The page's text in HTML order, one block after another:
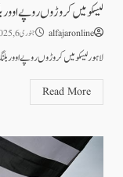
لیسکو میں کروڑوں روپے اوور
alfajaronline جنوری 6, 2025
لاہور لیسکو میں کروڑوں روپے اوور
Read More